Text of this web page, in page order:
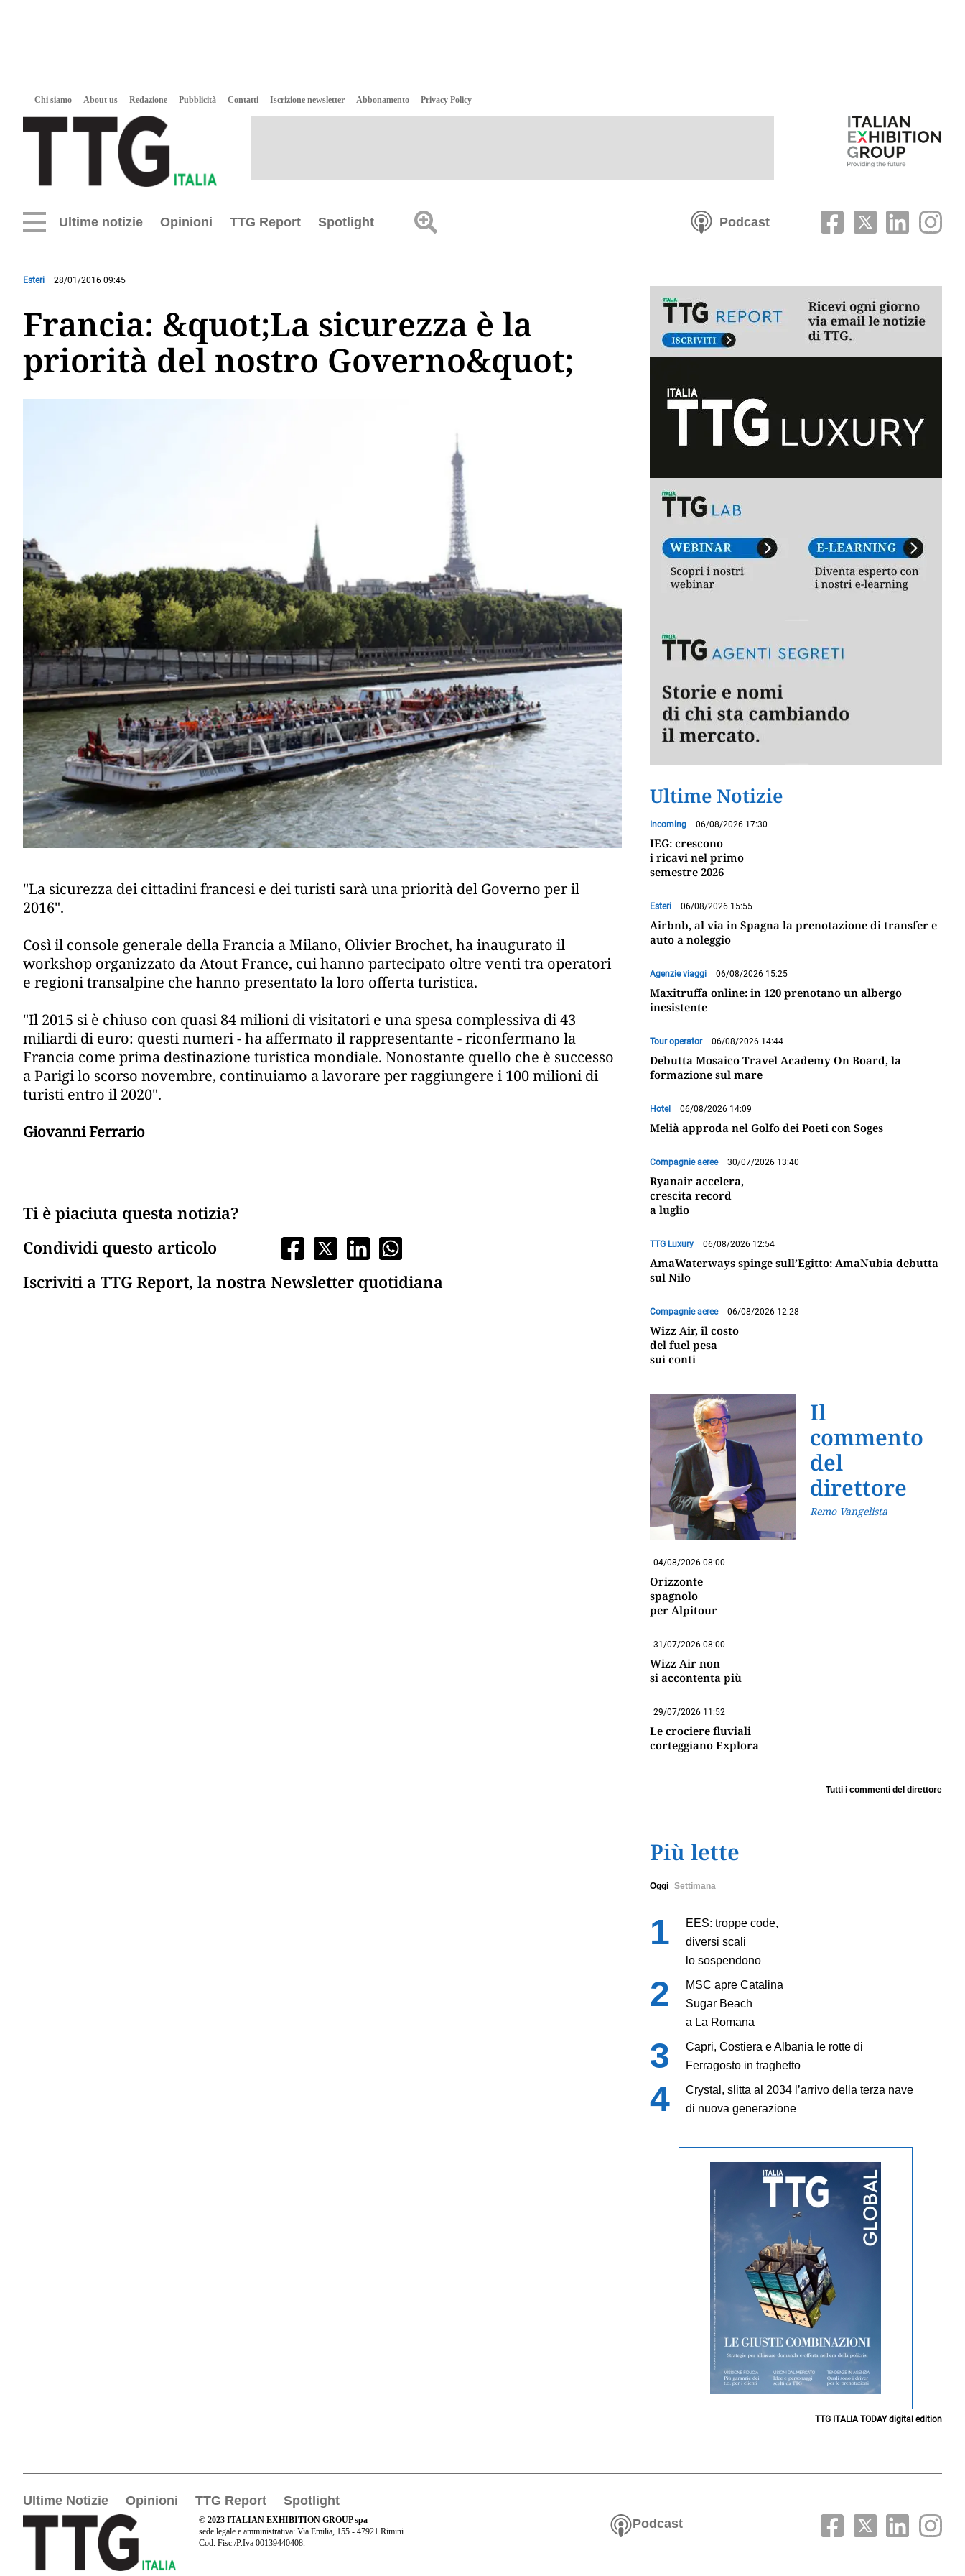
Chi siamo About us Redazione Pubblicità Contatti Iscrizione newsletter Abbonamento Privacy Policy
Ultime notizie Opinioni TTG Report Spotlight Podcast
Esteri 28/01/2016 09:45
Francia: &quot;La sicurezza è la
priorità del nostro Governo&quot;
"La sicurezza dei cittadini francesi e dei turisti sarà una priorità del Governo per il
2016".
Così il console generale della Francia a Milano, Olivier Brochet, ha inaugurato il
workshop organizzato da Atout France, cui hanno partecipato oltre venti tra operatori
e regioni transalpine che hanno presentato la loro offerta turistica.
"Il 2015 si è chiuso con quasi 84 milioni di visitatori e una spesa complessiva di 43
miliardi di euro: questi numeri - ha affermato il rappresentante - riconfermano la
Francia come prima destinazione turistica mondiale. Nonostante quello che è successo
a Parigi lo scorso novembre, continuiamo a lavorare per raggiungere i 100 milioni di
turisti entro il 2020".
Giovanni Ferrario
Ti è piaciuta questa notizia?
Condividi questo articolo
Iscriviti a TTG Report, la nostra Newsletter quotidiana
Ultime Notizie
Incoming 06/08/2026 17:30
IEG: crescono
i ricavi nel primo
semestre 2026
Esteri 06/08/2026 15:55
Airbnb, al via in Spagna la prenotazione di transfer e
auto a noleggio
Agenzie viaggi 06/08/2026 15:25
Maxitruffa online: in 120 prenotano un albergo
inesistente
Tour operator 06/08/2026 14:44
Debutta Mosaico Travel Academy On Board, la
formazione sul mare
Hotel 06/08/2026 14:09
Melià approda nel Golfo dei Poeti con Soges
Compagnie aeree 30/07/2026 13:40
Ryanair accelera,
crescita record
a luglio
TTG Luxury 06/08/2026 12:54
AmaWaterways spinge sull’Egitto: AmaNubia debutta
sul Nilo
Compagnie aeree 06/08/2026 12:28
Wizz Air, il costo
del fuel pesa
sui conti
Il
commento
del
direttore
Remo Vangelista
04/08/2026 08:00
Orizzonte
spagnolo
per Alpitour
31/07/2026 08:00
Wizz Air non
si accontenta più
29/07/2026 11:52
Le crociere fluviali
corteggiano Explora
Tutti i commenti del direttore
Più lette
Oggi Settimana
EES: troppe code,
diversi scali
lo sospendono
MSC apre Catalina
Sugar Beach
a La Romana
Capri, Costiera e Albania le rotte di
Ferragosto in traghetto
Crystal, slitta al 2034 l’arrivo della terza nave
di nuova generazione
TTG ITALIA TODAY digital edition
Ultime Notizie Opinioni TTG Report Spotlight
© 2023 ITALIAN EXHIBITION GROUP spa
sede legale e amministrativa: Via Emilia, 155 - 47921 Rimini
Cod. Fisc./P.Iva 00139440408.
Podcast